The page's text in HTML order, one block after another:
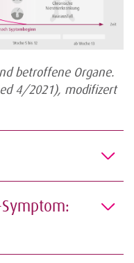
betroffene Organe.
4/2021), modifizert
Symptom: